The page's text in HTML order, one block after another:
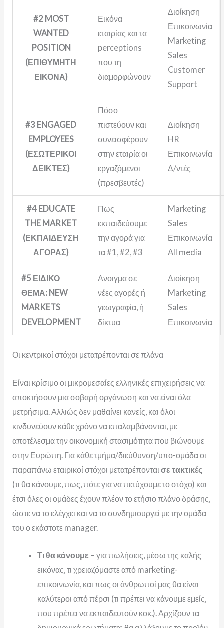
#2 MOST
WANTED
POSITION
(ΕΠΙΘΥΜΗΤΗ
ΕΙΚΟΝΑ)
Εικόνα
εταιρίας και τα
perceptions
που τη
διαμορφώνουν
Διοίκηση
Επικοινωνία
Marketing
Sales
Customer
Support
#3 ENGAGED
EMPLOYEES
(ΕΣΩΤΕΡΙΚΟΙ
ΔΕΙΚΤΕΣ)
Πόσο
πιστεύουν και
συνεισφέρουν
στην εταιρία οι
εργαζόμενοι
(πρεσβευτές)
Διοίκηση
HR
Επικοινωνία
Δ/ντές
#4 EDUCATE
THE MARKET
(ΕΚΠΑΙΔΕΥΣΗ
ΑΓΟΡΑΣ)
Πως
εκπαιδεύουμε
την αγορά για
τα #1, #2, #3
Marketing
Sales
Επικοινωνία
All media
#5 ΕΙΔΙΚΟ
ΘΕΜΑ: NEW
MARKETS
DEVELOPMENT
Ανοιγμα σε
νέες αγορές ή
γεωγραφία, ή
δίκτυα
Διοίκηση
Marketing
Sales
Επικοινωνία
Οι κεντρικοί στόχοι μετατρέπονται σε πλάνα
Είναι κρίσιμο οι μικρομεσαίες ελληνικές επιχειρήσεις να
αποκτήσουν μια σοβαρή οργάνωση και να είναι όλα
μετρήσιμα. Αλλιώς δεν μαθαίνει κανείς, και όλοι
κινδυνεύουν κάθε χρόνο να επαλαμβάνονται, με
αποτέλεσμα την οικονομική στασιμότητα που βιώνουμε
στην Ευρώπη. Για κάθε τμήμα/διεύθυνση/υπο-ομάδα οι
παραπάνω εταιρικοί στόχοι μετατρέπονταισε τακτικές
(τι θα κάνουμε, πως, πότε για να πετύχουμε το στόχο) και
έτσι όλες οι ομάδες έχουν πλέον το ετήσιο πλάνο δράσης,
ώστε να το ελέγχει και να το συνδημιουργεί με την ομάδα
του ο εκάστοτε manager.
Τι θα κάνουμε – για πωλήσεις, μέσω της καλής
εικόνας, τι χρειαζόμαστε από marketing-
επικοινωνία, και πως οι άνθρωποί μας θα είναι
καλύτεροι από πέρσι (τι πρέπει να κάνουμε εμείς,
που πρέπει να εκπαιδευτούν κοκ.). Αρχίζουν τα